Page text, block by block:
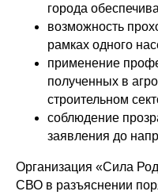
города
возможность
рамках одного
применение
полученных в
строительном
соблюдение
заявления до
Организация «Сила
СВО в разъяснении